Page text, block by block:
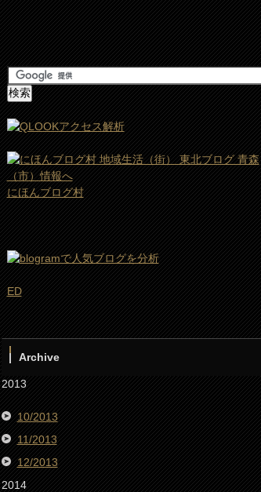
にほんブログ村
ED
Archive
2013
10/2013
11/2013
12/2013
2014